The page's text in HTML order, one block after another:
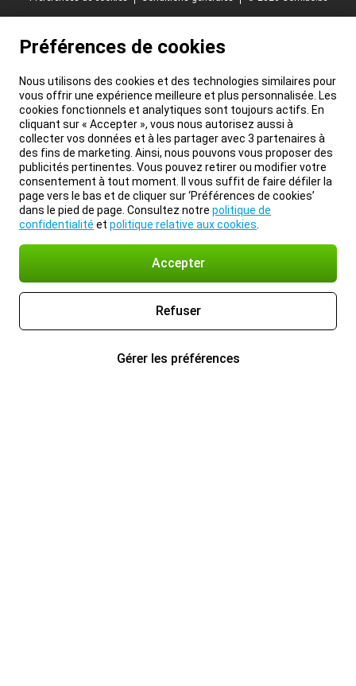
Préférences de cookies
Nous utilisons des cookies et des technologies similaires pour
vous offrir une expérience meilleure et plus personnalisée. Les
cookies fonctionnels et analytiques sont toujours actifs. En
cliquant sur « Accepter », vous nous autorisez aussi à
collecter vos données et à les partager avec 3 partenaires à
des fins de marketing. Ainsi, nous pouvons vous proposer des
publicités pertinentes. Vous pouvez retirer ou modifier votre
consentement à tout moment. Il vous suffit de faire défiler la
page vers le bas et de cliquer sur ‘Préférences de cookies’
dans le pied de page. Consultez notre politique de
confidentialité et politique relative aux cookies
Accepter
Refuser
Gérer les préférences